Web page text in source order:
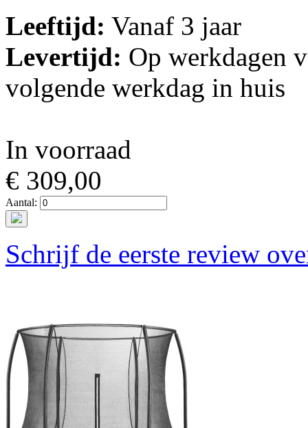
Leeftijd: Vanaf 3 jaar
Levertijd: Op werkdagen
volgende werkdag in huis
In voorraad
€ 309,00
Aantal:
Schrijf de eerste review